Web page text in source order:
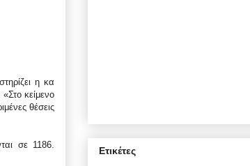
η κα
κείμενο
θέσεις
σε 1186.
Ετικέτες